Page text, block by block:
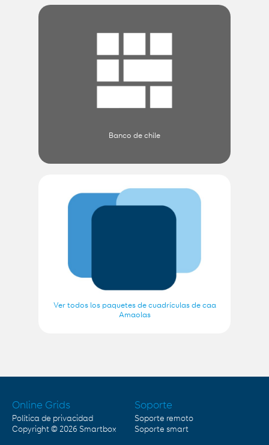
Banco de chile
Ver todos los paquetes de cuadrículas de caa
Amaolas
Online Grids
Política de privacidad
Copyright © 2026 Smartbox
Soporte
Soporte remoto
Soporte smart